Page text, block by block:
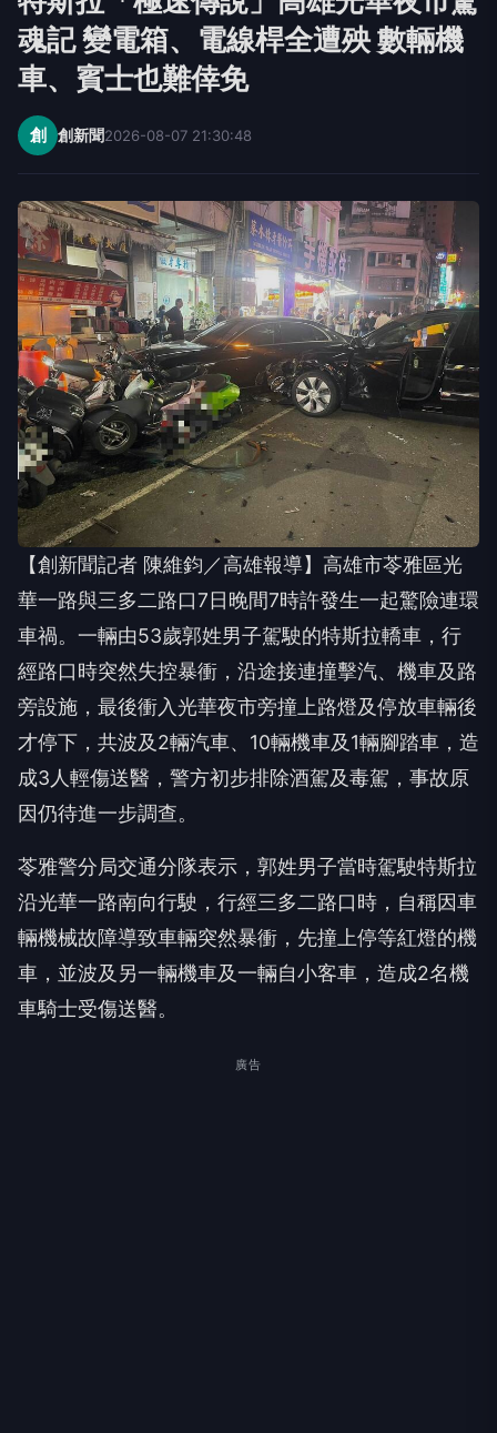
魂記 變電箱、電線桿全遭殃 數輛機
車、賓士也難倖免
創 創新聞2026-08-07 21:30:48
【創新聞記者 陳維鈞／高雄報導】高雄市苓雅區光
華一路與三多二路口7日晚間7時許發生一起驚險連環
車禍。一輛由53歲郭姓男子駕駛的特斯拉轎車，行
經路口時突然失控暴衝，沿途接連撞擊汽、機車及路
旁設施，最後衝入光華夜市旁撞上路燈及停放車輛後
才停下，共波及2輛汽車、10輛機車及1輛腳踏車，造
成3人輕傷送醫，警方初步排除酒駕及毒駕，事故原
因仍待進一步調查。
苓雅警分局交通分隊表示，郭姓男子當時駕駛特斯拉
沿光華一路南向行駛，行經三多二路口時，自稱因車
輛機械故障導致車輛突然暴衝，先撞上停等紅燈的機
車，並波及另一輛機車及一輛自小客車，造成2名機
車騎士受傷送醫。
廣告